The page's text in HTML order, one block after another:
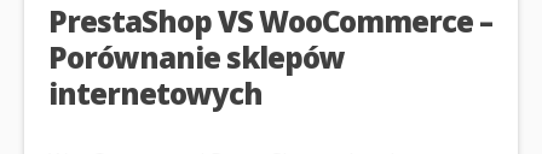
PrestaShop VS WooCommerce –
Porównanie sklepów
internetowych